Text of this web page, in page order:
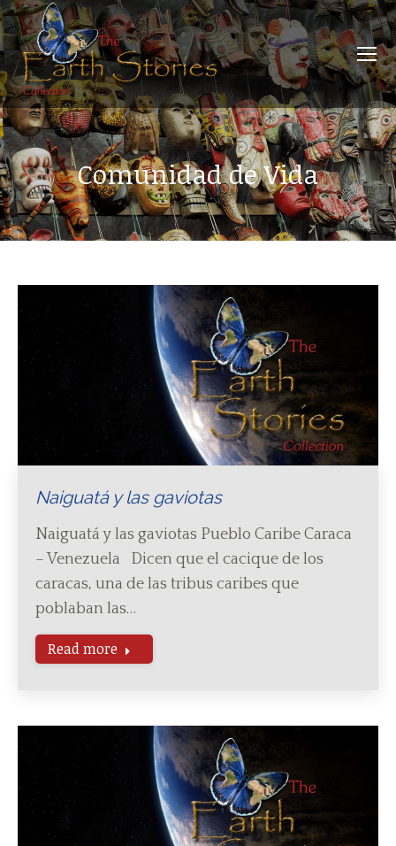
Comunidad de Vida
Naiguatá y las gaviotas
Naiguatá y las gaviotas Pueblo Caribe Caraca
– Venezuela Dicen que el cacique de los
caracas, una de las tribus caribes que
poblaban las…
Read more